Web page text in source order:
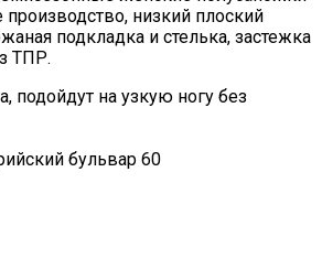
низкий плоский
подкладка и стелька, застежка
ТПР.
подойдут на узкую ногу без
бульвар 60